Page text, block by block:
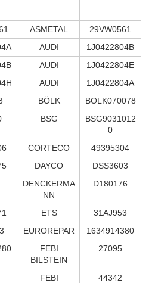
ASMETAL
29VW0561
AUDI
1J0422804B
AUDI
1J0422804E
AUDI
1J0422804A
BÖLK
BOLK070078
BSG
BSG9031012
0
CORTECO
49395304
DAYCO
DSS3603
DENCKERMA
NN
D180176
ETS
31AJ953
EUROREPAR
1634914380
FEBI
BILSTEIN
27095
FEBI
44342